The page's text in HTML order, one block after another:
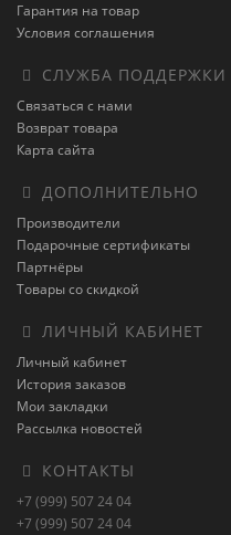
Гарантия на товар
Условия соглашения
СЛУЖБА ПОДДЕРЖКИ
Связаться с нами
Возврат товара
Карта сайта
ДОПОЛНИТЕЛЬНО
Производители
Подарочные сертификаты
Партнёры
Товары со скидкой
ЛИЧНЫЙ КАБИНЕТ
Личный кабинет
История заказов
Мои закладки
Рассылка новостей
КОНТАКТЫ
+7 (999) 507 24 04
+7 (999) 507 24 04